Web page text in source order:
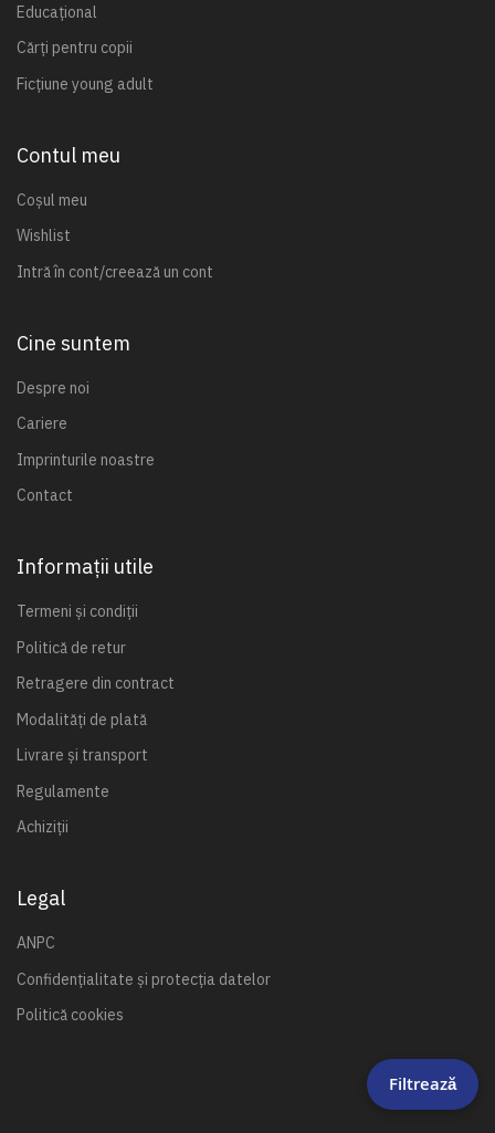
Educațional
Cărți pentru copii
Ficțiune young adult
Contul meu
Coșul meu
Wishlist
Intră în cont/creează un cont
Cine suntem
Despre noi
Cariere
Imprinturile noastre
Contact
Informații utile
Termeni și condiții
Politică de retur
Retragere din contract
Modalități de plată
Livrare și transport
Regulamente
Achiziții
Legal
ANPC
Confidențialitate și protecția datelor
Politică cookies
Filtrează